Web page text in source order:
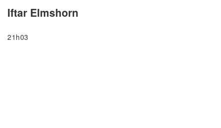
Iftar Elmshorn
21h03